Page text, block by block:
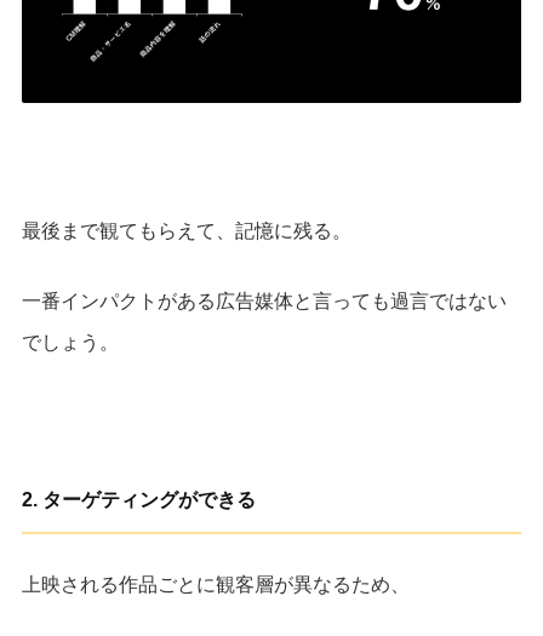
最後まで観てもらえて、記憶に残る。
一番インパクトがある広告媒体と言っても過言ではない
でしょう。
2. ターゲティングができる
上映される作品ごとに観客層が異なるため、